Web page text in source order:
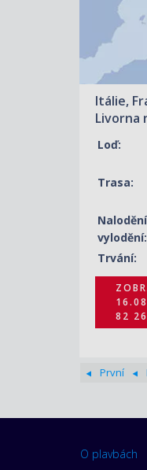
Itálie,
Livorna
Loď:
Trasa:
vylodění:
Trvání:
82
První
O plavbách